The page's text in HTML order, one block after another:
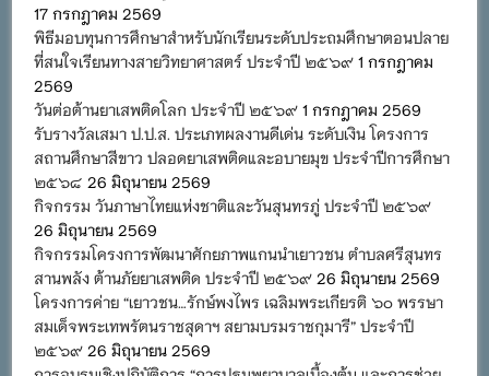
17 กรกฎาคม 2569
พิธีมอบทุนการศึกษาสำหรับนักเรียนระดับประถมศึกษาตอนปลาย
ที่สนใจเรียนทางสายวิทยาศาสตร์ ประจำปี ๒๕๖๙ 1 กรกฎาคม
2569
วันต่อต้านยาเสพติดโลก ประจำปี ๒๕๖๙ 1 กรกฎาคม 2569
รับรางวัลเสมา ป.ป.ส. ประเภทผลงานดีเด่น ระดับเงิน โครงการ
สถานศึกษาสีขาว ปลอดยาเสพติดและอบายมุข ประจำปีการศึกษา
๒๕๖๘ 26 มิถุนายน 2569
กิจกรรม วันภาษาไทยแห่งชาติและวันสุนทรภู่ ประจำปี ๒๕๖๙
26 มิถุนายน 2569
กิจกรรมโครงการพัฒนาศักยภาพแกนนำเยาวชน ตำบลศรีสุนทร
สานพลัง ต้านภัยยาเสพติด ประจำปี ๒๕๖๙ 26 มิถุนายน 2569
โครงการค่าย “เยาวชน…รักษ์พงไพร เฉลิมพระเกียรติ ๖๐ พรรษา
สมเด็จพระเทพรัตนราชสุดาฯ สยามบรมราชกุมารี” ประจำปี
๒๕๖๙ 26 มิถุนายน 2569